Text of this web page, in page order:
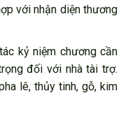
với nhận diện thương
kỷ niệm chương cần
đối với nhà tài trợ.
lê, thủy tinh, gỗ, kim